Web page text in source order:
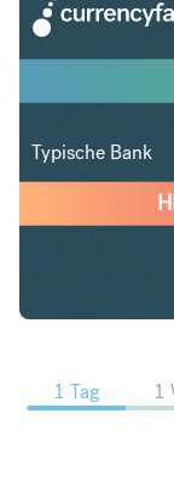
Typische Bank
1 Tag 1